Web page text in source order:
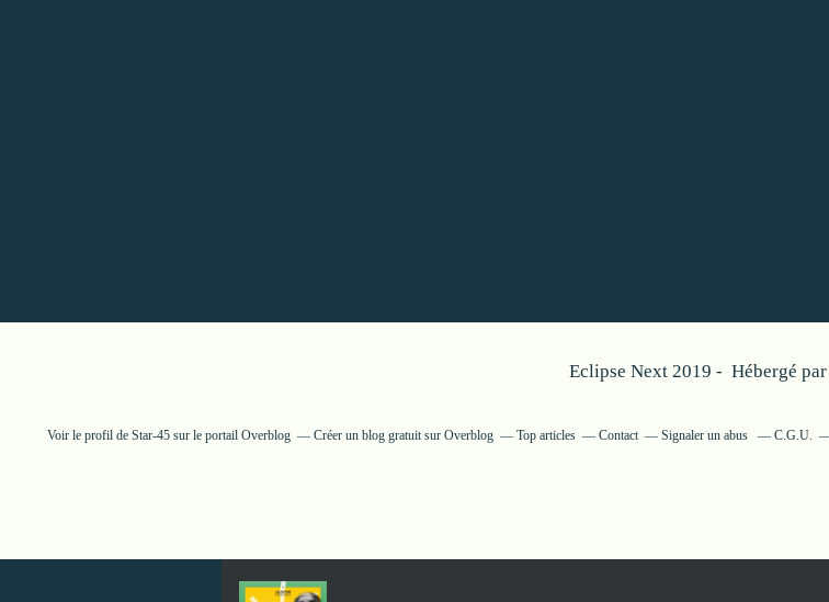
Eclipse Next 2019 - Hébergé par
Voir le profil de Star-45 sur le portail Overblog Créer un blog gratuit sur Overblog Top articles Contact Signaler un abus C.G.U.